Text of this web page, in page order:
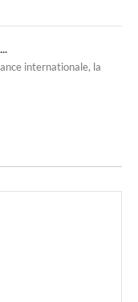
internationale, la